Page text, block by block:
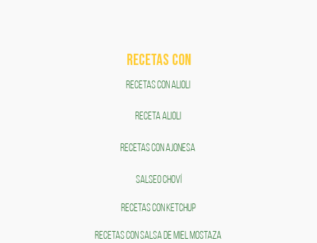
RECETAS COn
RECETAS CON ALIOLI
RECETA ALIOLI
RECETAS CON AJONESA
SALSEO CHOVÍ
RECETAS CON KETCHUP
RECETAS CON SALSA DE MIEL MOSTAZA